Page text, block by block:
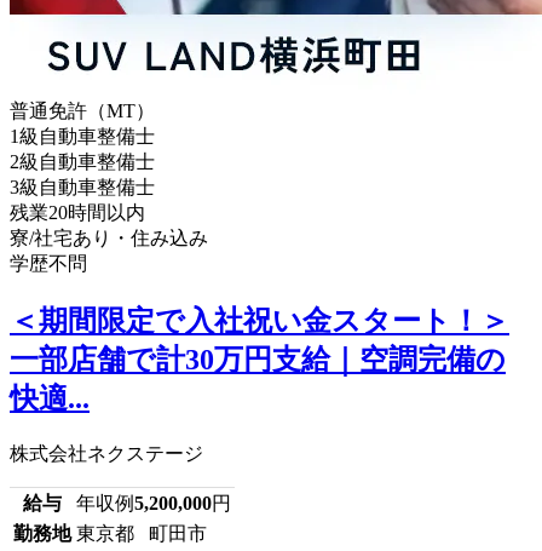
普通免許（MT）
1級自動車整備士
2級自動車整備士
3級自動車整備士
残業20時間以内
寮/社宅あり・住み込み
学歴不問
＜期間限定で入社祝い金スタート！＞
一部店舗で計30万円支給｜空調完備の
快適...
株式会社ネクステージ
給与 年収例5,200,000円
勤務地 東京都 町田市